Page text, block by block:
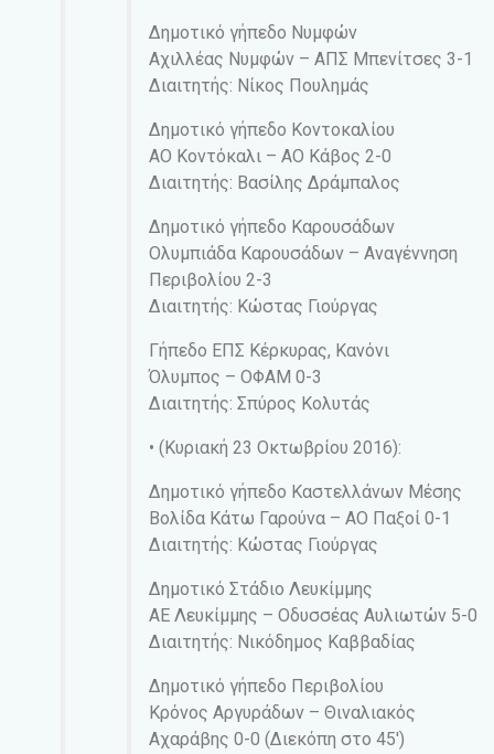
Δημοτικό γήπεδο Νυμφών
Αχιλλέας Νυμφών – ΑΠΣ Μπενίτσες 3-1
Διαιτητής: Νίκος Πουλημάς
Δημοτικό γήπεδο Κοντοκαλίου
ΑΟ Κοντόκαλι – ΑΟ Κάβος 2-0
Διαιτητής: Βασίλης Δράμπαλος
Δημοτικό γήπεδο Καρουσάδων
Ολυμπιάδα Καρουσάδων – Αναγέννηση
Περιβολίου 2-3
Διαιτητής: Κώστας Γιούργας
Γήπεδο ΕΠΣ Κέρκυρας, Κανόνι
Όλυμπος – ΟΦΑΜ 0-3
Διαιτητής: Σπύρος Κολυτάς
• (Κυριακή 23 Οκτωβρίου 2016):
Δημοτικό γήπεδο Καστελλάνων Μέσης
Βολίδα Κάτω Γαρούνα – ΑΟ Παξοί 0-1
Διαιτητής: Κώστας Γιούργας
Δημοτικό Στάδιο Λευκίμμης
ΑΕ Λευκίμμης – Οδυσσέας Αυλιωτών 5-0
Διαιτητής: Νικόδημος Καββαδίας
Δημοτικό γήπεδο Περιβολίου
Κρόνος Αργυράδων – Θιναλιακός
Αχαράβης 0-0 (Διεκόπη στο 45′)